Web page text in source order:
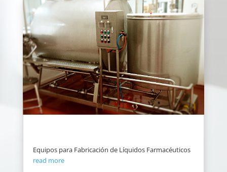
Equipos para Fabricación de Líquidos Farmacéuticos
read more